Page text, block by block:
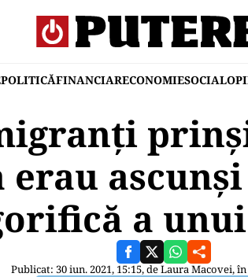
POLITICĂFINANCIARECONOMIESOCIAL
erau
a
Publicat: 30 iun. 2021, 15:15, deLaura Macovei, în